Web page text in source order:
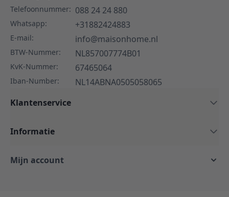
Telefoonnummer: 088 24 24 880
Whatsapp: +31882424883
E-mail: info@maisonhome.nl
BTW-Nummer: NL857007774B01
KvK-Nummer: 67465064
Iban-Number:
NL14ABNA0505058065
Klantenservice
Informatie
Mijn account